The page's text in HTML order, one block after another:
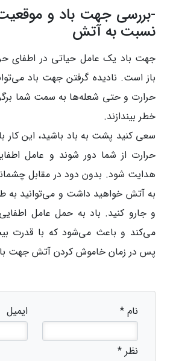
-بررسی جهت باد و موقعیت
نسبت به آتش
جهت باد یک عامل حیاتی در اطفای
باز است. نادیده گرفتن جهت باد
حرارت و حتی شعله‌ها به سمت شما
خطر بیندازند.
سعی کنید پشت به باد باشید، این
حرارت از شما دور شوند و عامل
هدایت شود. بدون دود در مقابل
به آتش خواهید داشت و می‌توانید به
و جارو کنید. باد به حمل عامل
می‌کند و باعث می‌شود که با قدرت
پس در زمان خاموش کردن آتش جهت
نام * ایمیل
نظر *